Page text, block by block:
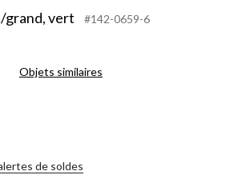
grand, vert
#142-0659-6
Objets similaires
de soldes